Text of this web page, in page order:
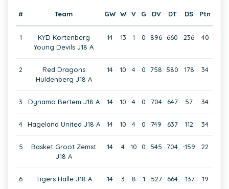
# Team GW W V G DV DT DS Ptn
1
KYD Kortenberg
Young Devils J18 A
14 13 1 0 896 660 236 40
2
Red Dragons
Huldenberg J18 A
14 10 4 0 758 580 178 34
3 Dynamo Bertem J18 A 14 10 4 0 704 647 57 34
4 Hageland United J18 A 14 10 4 0 749 637 112 34
5
Basket Groot Zemst
J18 A
14 4 10 0 545 704 -159 22
6 Tigers Halle J18 A 14 3 8 1 527 664 -137 19